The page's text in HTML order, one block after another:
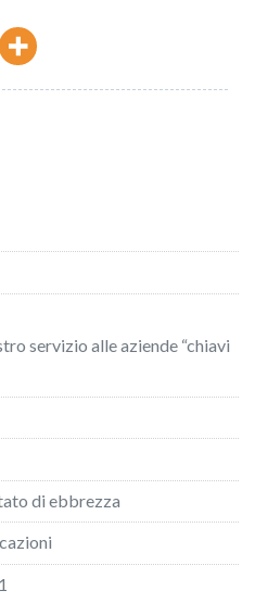
servizio alle aziende “chiavi
di ebbrezza